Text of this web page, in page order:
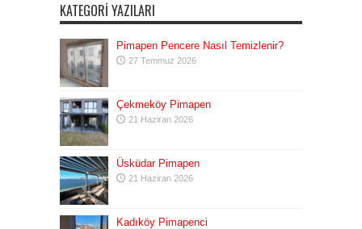
KATEGORI YAZILARI
Pimapen Pencere Nasıl Temizlenir?
27 Temmuz 2026
Çekmeköy Pimapen
21 Haziran 2026
Üsküdar Pimapen
21 Haziran 2026
Kadıköy Pimapenci